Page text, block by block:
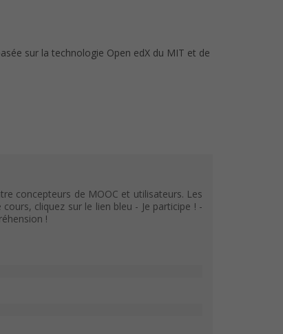
sur la technologie Open edX du MIT et de
concepteurs de MOOC et utilisateurs. Les
cliquez sur le lien bleu - Je participe ! -
!